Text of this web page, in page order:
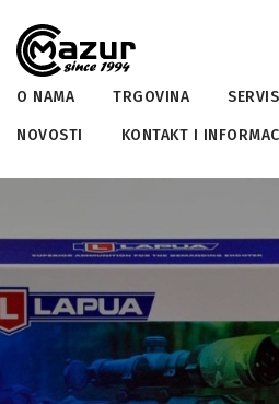
O NAMA TRGOVINA
NOVOSTI KONTAKT I